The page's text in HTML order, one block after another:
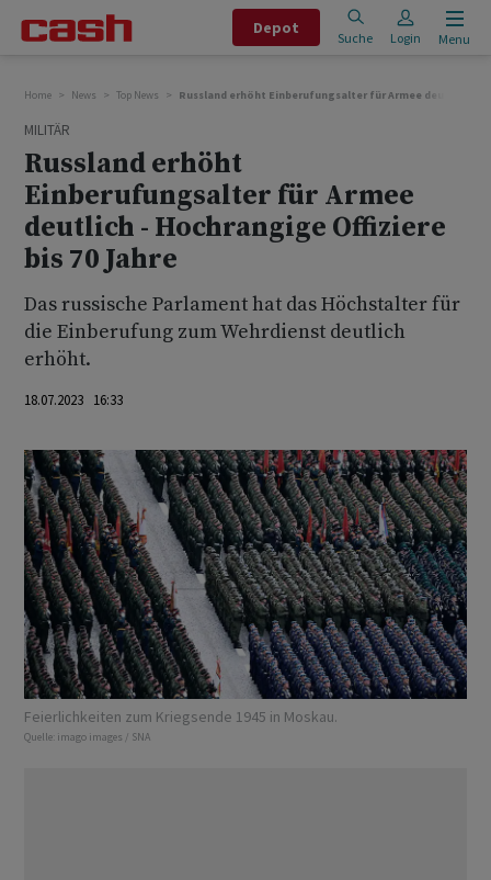
Depot
Suche Login Menu
Home News Top News Russland erhöht Einberufungsalter für Armee deutlich -
MILITÄR
Russland erhöht
Einberufungsalter für Armee
deutlich - Hochrangige Offiziere
bis 70 Jahre
Das russische Parlament hat das Höchstalter für
die Einberufung zum Wehrdienst deutlich
erhöht.
18.07.2023 16:33
Feierlichkeiten zum Kriegsende 1945 in Moskau.
Quelle: imago images / SNA